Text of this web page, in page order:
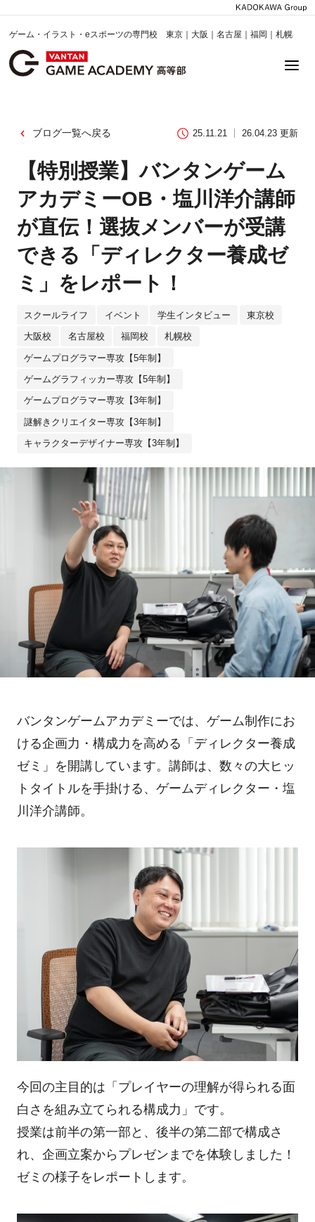
ゲーム・イラスト・eスポーツの専門校 東京｜大阪｜名古屋｜福岡｜札幌
ブログ一覧へ戻る 25.11.21 26.04.23 更新
【特別授業】バンタンゲーム
アカデミーOB・塩川洋介講師
が直伝！選抜メンバーが受講
できる「ディレクター養成ゼ
ミ」をレポート！
スクールライフ イベント 学生インタビュー 東京校
大阪校 名古屋校 福岡校 札幌校
ゲームプログラマー専攻【5年制】
ゲームグラフィッカー専攻【5年制】
ゲームプログラマー専攻【3年制】
謎解きクリエイター専攻【3年制】
キャラクターデザイナー専攻【3年制】
バンタンゲームアカデミーでは、ゲーム制作にお
ける企画力・構成力を高める「ディレクター養成
ゼミ」を開講しています。講師は、数々の大ヒッ
トタイトルを手掛ける、ゲームディレクター・塩
川洋介講師。
今回の主目的は「プレイヤーの理解が得られる面
白さを組み立てられる構成力」です。
授業は前半の第一部と、後半の第二部で構成さ
れ、企画立案からプレゼンまでを体験しました！
ゼミの様子をレポートします。